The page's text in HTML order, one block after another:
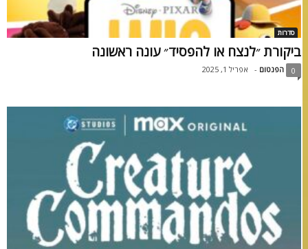
סדרות
ביקורת ״לנצח או להפסיד״ עונה ראשונה
הפנטום אפריל 1, 2025 0